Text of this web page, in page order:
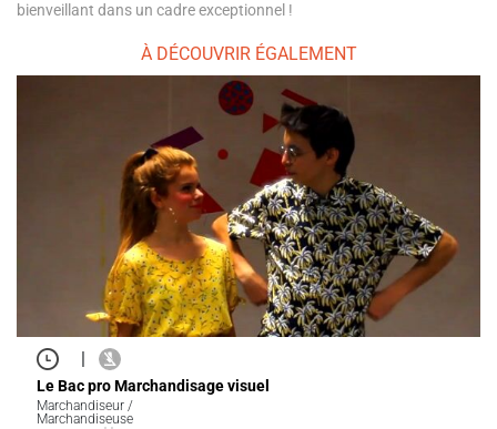
bienveillant dans un cadre exceptionnel !
À DÉCOUVRIR ÉGALEMENT
|
Le Bac pro Marchandisage visuel
Marchandiseur /
Marchandiseuse